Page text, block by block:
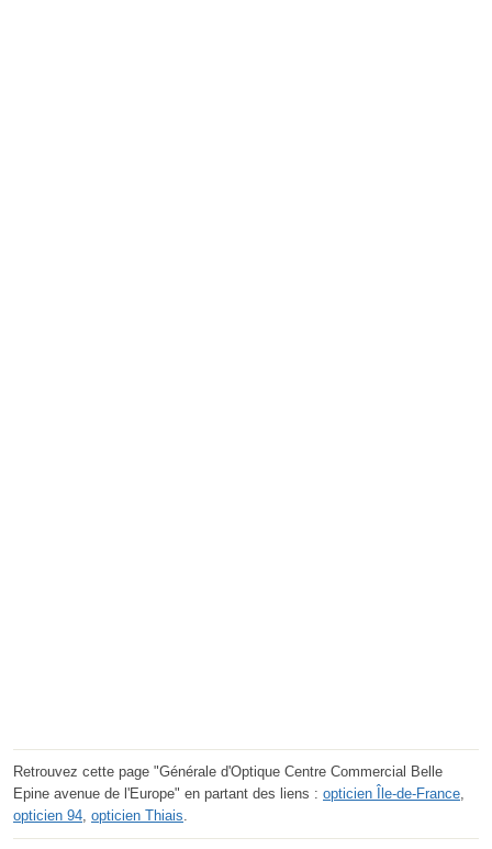
Retrouvez cette page "Générale d'Optique Centre Commercial Belle
Epine avenue de l'Europe" en partant des liens : opticien Île-de-France,
opticien 94, opticien Thiais.